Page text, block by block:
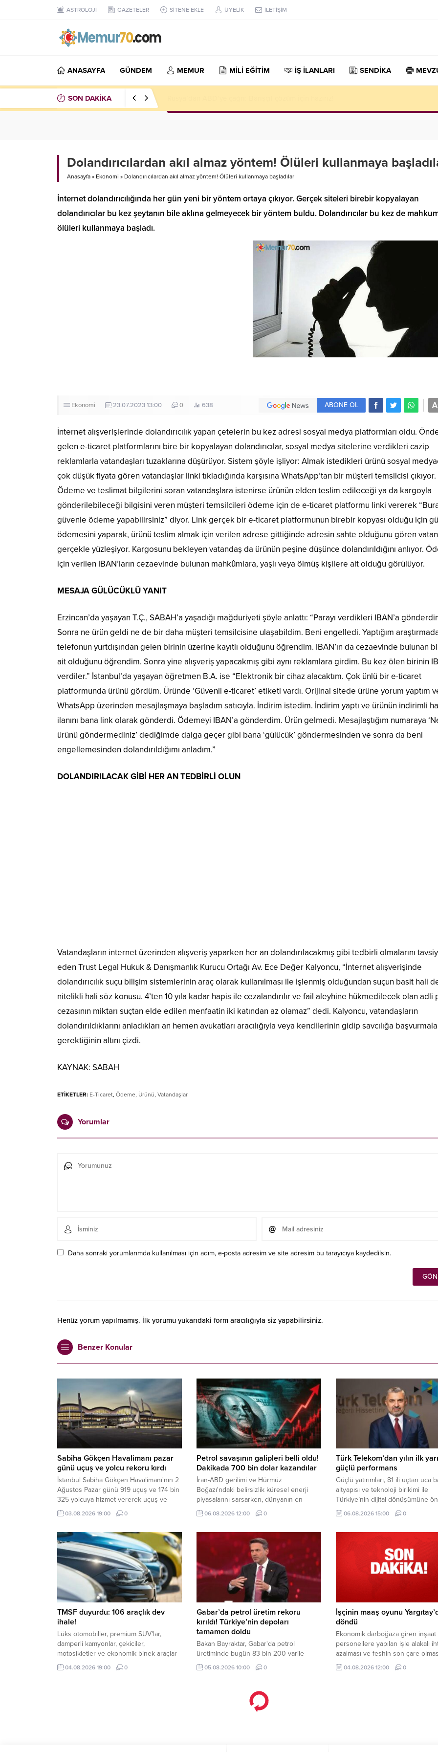
ASTROLOJİ GAZETELER SİTENE EKLE ÜYELİK İLETİŞİM
ANASAYFA GÜNDEM MEMUR MİLİ EĞİTİM İŞ İLANLARI SENDİKA
SON DAKİKA
Dolandırıcılardan akıl almaz yöntem! Ölüleri kullanmaya
Anasayfa » Ekonomi » Dolandırıcılardan akıl almaz yöntem! Ölüleri kullanmaya başladılar
İnternet dolandırıcılığında her gün yeni bir yöntem ortaya çıkıyor. Gerçek siteleri birebir kopyalayan
dolandırıcılar bu kez şeytanın bile aklına gelmeyecek bir yöntem buldu. Dolandırıcılar bu kez de
ölüleri kullanmaya başladı.
Ekonomi 23.07.2023 13:00 0 638 A
ABONE OL
İnternet alışverişlerinde dolandırıcılık yapan çetelerin bu kez adresi sosyal medya platformları oldu.
gelen e-ticaret platformlarını bire bir kopyalayan dolandırıcılar, sosyal medya sitelerine verdikleri cazip
reklamlarla vatandaşları tuzaklarına düşürüyor. Sistem şöyle işliyor: Almak istedikleri ürünü sosyal
çok düşük fiyata gören vatandaşlar linki tıkladığında karşısına WhatsApp’tan bir müşteri temsilcisi çıkıyor.
Ödeme ve teslimat bilgilerini soran vatandaşlara istenirse ürünün elden teslim edileceği ya da kargoyla
gönderilebileceği bilgisini veren müşteri temsilcileri ödeme için de e-ticaret platformu linki vererek
güvenle ödeme yapabilirsiniz” diyor. Link gerçek bir e-ticaret platformunun birebir kopyası olduğu için
ödemesini yaparak, ürünü teslim almak için verilen adrese gittiğinde adresin sahte olduğunu gören
gerçekle yüzleşiyor. Kargosunu bekleyen vatandaş da ürünün peşine düşünce dolandırıldığını anlıyor.
için verilen IBAN’ların cezaevinde bulunan mahkûmlara, yaşlı veya ölmüş kişilere ait olduğu görülüyor.
MESAJA GÜLÜCÜKLÜ YANIT
Erzincan’da yaşayan T.Ç., SABAH’a yaşadığı mağduriyeti şöyle anlattı: “Parayı verdikleri IBAN’a
Sonra ne ürün geldi ne de bir daha müşteri temsilcisine ulaşabildim. Beni engelledi. Yaptığım
telefonun yurtdışından gelen birinin üzerine kayıtlı olduğunu öğrendim. IBAN’ın da cezaevinde bulunan
ait olduğunu öğrendim. Sonra yine alışveriş yapacakmış gibi aynı reklamlara girdim. Bu kez ölen birinin
verdiler.” İstanbul’da yaşayan öğretmen B.A. ise “Elektronik bir cihaz alacaktım. Çok ünlü bir e-ticaret
platformunda ürünü gördüm. Üründe ‘Güvenli e-ticaret’ etiketi vardı. Orijinal sitede ürüne yorum yaptım
WhatsApp üzerinden mesajlaşmaya başladım satıcıyla. İndirim istedim. İndirim yaptı ve ürünün indirimli
ilanını bana link olarak gönderdi. Ödemeyi IBAN’a gönderdim. Ürün gelmedi. Mesajlaştığım numaraya
ürünü göndermediniz’ dediğimde dalga geçer gibi bana ‘gülücük’ göndermesinden ve sonra da beni
engellemesinden dolandırıldığımı anladım.”
DOLANDIRILACAK GİBİ HER AN TEDBİRLİ OLUN
Vatandaşların internet üzerinden alışveriş yaparken her an dolandırılacakmış gibi tedbirli olmalarını
eden Trust Legal Hukuk & Danışmanlık Kurucu Ortağı Av. Ece Değer Kalyoncu, “İnternet alışverişinde
dolandırıcılık suçu bilişim sistemlerinin araç olarak kullanılması ile işlenmiş olduğundan suçun basit hali
nitelikli hali söz konusu. 4’ten 10 yıla kadar hapis ile cezalandırılır ve fail aleyhine hükmedilecek olan adli
cezasının miktarı suçtan elde edilen menfaatin iki katından az olamaz” dedi. Kalyoncu, vatandaşların
dolandırıldıklarını anladıkları an hemen avukatları aracılığıyla veya kendilerinin gidip savcılığa
gerektiğinin altını çizdi.
KAYNAK: SABAH
ETİKETLER: E-Ticaret, Ödeme, Ürünü, Vatandaşlar
Yorumlar
Daha sonraki yorumlarımda kullanılması için adım, e-posta adresim ve site adresim bu tarayıcıya kaydedilsin.
Henüz yorum yapılmamış. İlk yorumu yukarıdaki form aracılığıyla siz yapabilirsiniz.
Benzer Konular
Sabiha Gökçen Havalimanı pazar
günü uçuş ve yolcu rekoru kırdı
İstanbul Sabiha Gökçen Havalimanı'nın 2
Ağustos Pazar günü 919 uçuş ve 174 bin
325 yolcuya hizmet vererek uçuş ve
yolcu rekoru kırdığı bildirildi.
03.08.2026 19:00 0
Petrol savaşının galipleri belli oldu!
Dakikada 700 bin dolar kazandılar
İran-ABD gerilimi ve Hürmüz
Boğazı'ndaki belirsizlik küresel enerji
piyasalarını sarsarken, dünyanın en
büyük sekiz petrol şirketi yılın ikinci
çeyreğinde toplam 93 milyar dolar kâr
06.08.2026 12:00 0
Türk Telekom’dan yılın ilk
güçlü performans
Güçlü yatırımları, 81 ili uçtan uca
altyapısı ve teknoloji birikimi ile
Türkiye’nin dijital dönüşümüne
eden Türk Telekom, 2026 yılı ikinci
çeyrek finansal ve operasyonel
06.08.2026 15:00 0
TMSF duyurdu: 106 araçlık dev
ihale!
Lüks otomobiller, premium SUV'lar,
damperli kamyonlar, çekiciler,
motosikletler ve ekonomik binek araçlar
ihalede alıcılarını bekliyor. İşte detaylar...
04.08.2026 19:00 0
Gabar’da petrol üretim rekoru
kırıldı! Türkiye’nin depoları
tamamen doldu
Bakan Bayraktar, Gabar'da petrol
üretiminde bugün 83 bin 200 varile
ulaşılarak rekor kırıldığını duyurdu. Depo
kapasitesinin arttırılacağını ifade eden
depolama tesisleri dolu durumda" dedi.
05.08.2026 10:00 0
İşçinin maaş oyunu
döndü
Ekonomik darboğaza giren inşaat
personellere yapılan işle alakalı
azalması ve feshin son çare
prensibi ilkelerinden hareketle iş
sözleşmesini bu nedenle sona
04.08.2026 12:00 0